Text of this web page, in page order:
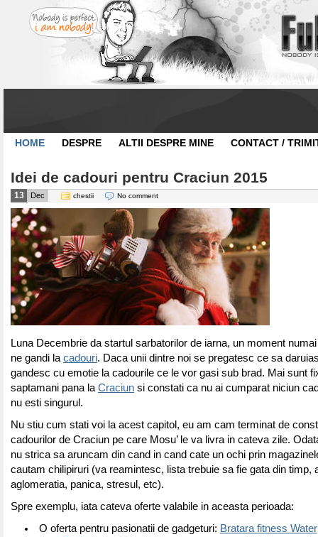
HOME DESPRE ALTII DESPRE MINE CONTACT /
Idei de cadouri pentru Craciun 2015
13 Dec chestii No comment
Luna Decembrie da startul sarbatorilor de iarna, un moment
ne gandi la cadouri. Daca unii dintre noi se pregatesc ce sa
gandesc cu emotie la cadourile ce le vor gasi sub brad. Mai sunt
saptamani pana la Craciun si constati ca nu ai cumparat niciun
nu esti singurul.
Nu stiu cum stati voi la acest capitol, eu am cam terminat de
cadourilor de Craciun pe care Mosu’ le va livra in cateva zile.
nu strica sa aruncam din cand in cand cate un ochi prin
cautam chilipiruri (va reamintesc, lista trebuie sa fie gata din timp,
aglomeratia, panica, stresul, etc).
Spre exemplu, iata cateva oferte valabile in aceasta perioada:
O oferta pentru pasionatii de gadgeturi: Bratara fitness